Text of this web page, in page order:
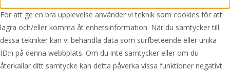
För att ge en bra upplevelse använder vi teknik som cookies för att
lagra och/eller komma åt enhetsinformation. När du samtycker till
dessa tekniker kan vi behandla data som surfbeteende eller unika
ID:n på denna webbplats. Om du inte samtycker eller om du
återkallar ditt samtycke kan detta påverka vissa funktioner negativt.